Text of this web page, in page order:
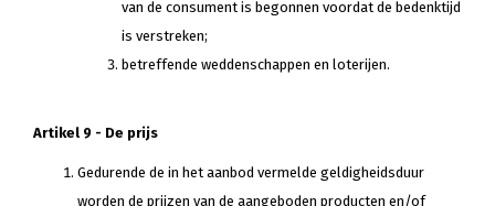
van de consument is begonnen voordat de bedenktijd
is verstreken;
betreffende weddenschappen en loterijen.
Artikel 9 - De prijs
Gedurende de in het aanbod vermelde geldigheidsduur
worden de prijzen van de aangeboden producten en/of